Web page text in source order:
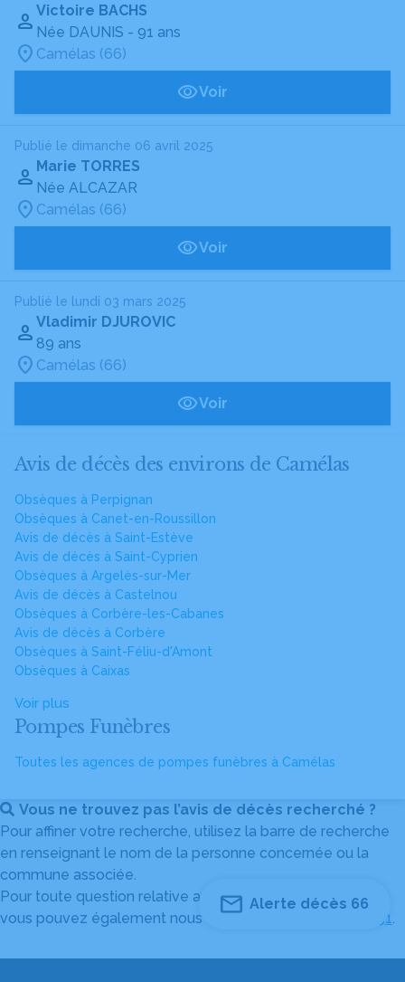
Victoire BACHS
Née DAUNIS - 91 ans
Camélas (66)
Voir
Publié le dimanche 06 avril 2025
Marie TORRES
Née ALCAZAR
Camélas (66)
Voir
Publié le lundi 03 mars 2025
Vladimir DJUROVIC
89 ans
Camélas (66)
Voir
Avis de décès des environs de Camélas
Obsèques à Perpignan
Obsèques à Canet-en-Roussillon
Avis de décès à Saint-Estève
Avis de décès à Saint-Cyprien
Obsèques à Argelès-sur-Mer
Avis de décès à Castelnou
Obsèques à Corbère-les-Cabanes
Avis de décès à Corbère
Obsèques à Saint-Féliu-d'Amont
Obsèques à Caixas
Voir plus
Pompes Funèbres
Toutes les agences de pompes funèbres à Camélas
Vous ne trouvez pas l’avis de décès recherché ?
Pour affiner votre recherche, utilisez la barre de recherche
en renseignant le nom de la personne concernée ou la
commune associée.
Pour toute question relative au fonctionnement du site,
vous pouvez également nous contacter au
04 82 53 51 51.
Alerte décès 66